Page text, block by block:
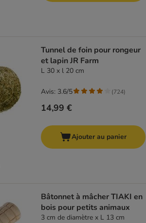
Tunnel de foin pour rongeur
et lapin JR Farm
L 30 x l 20 cm
14,99 €
Avis: 3.6/5 (724)
Ajouter au panier
Bâtonnet à mâcher TIAKI en
bois pour petits animaux
3 cm de diamètre x L 13 cm